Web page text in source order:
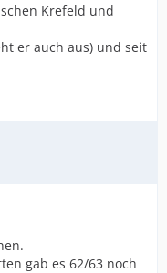
Krefeld und
er auch aus) und seit
gab es 62/63 noch